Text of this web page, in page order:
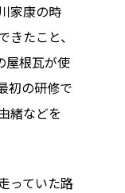
家康の時
たこと、
屋根瓦が使
初の研修で
緒などを
っていた路